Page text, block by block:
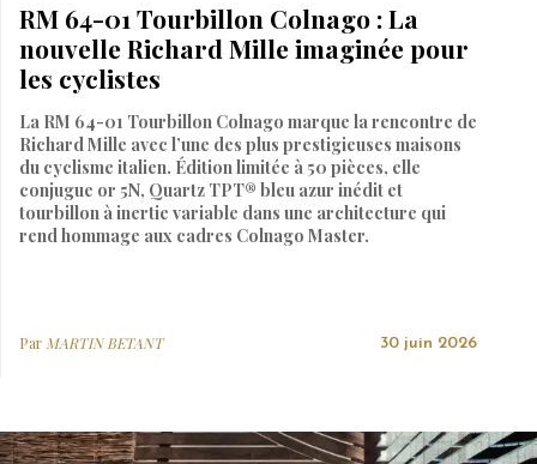
RM 64-01 Tourbillon Colnago : La
nouvelle Richard Mille imaginée pour
les cyclistes
La RM 64-01 Tourbillon Colnago marque la rencontre de
Richard Mille avec l’une des plus prestigieuses maisons
du cyclisme italien. Édition limitée à 50 pièces, elle
conjugue or 5N, Quartz TPT® bleu azur inédit et
tourbillon à inertie variable dans une architecture qui
rend hommage aux cadres Colnago Master.
Par MARTIN BETANT 30 juin 2026